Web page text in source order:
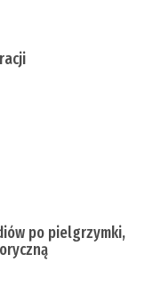
po pielgrzymki,